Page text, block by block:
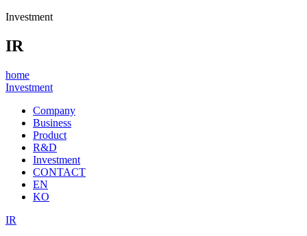
Investment
IR
home
Investment
Company
Business
Product
R&D
Investment
CONTACT
EN
KO
IR